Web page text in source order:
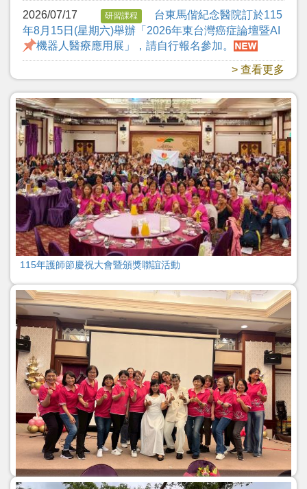
2026/07/17 研習課程
台東馬偕紀念醫院訂於115
年8月15日(星期六)舉辦「2026年東台灣癌症論壇暨AI
機器人醫療應用展」，請自行報名參加。
> 查看更多
115年護師節慶祝大會暨頒獎聯誼活動